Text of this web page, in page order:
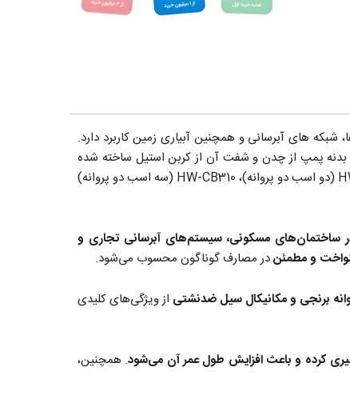
شبکه های آبرسانی و همچنین آبیاری زمین کاربرد دارد.
بدنه پمپ از چدن و شفت آن از کربن استیل ساخته شده
است. پمپ های سری CB هایواتر شامل پنج مدل HW-CB100 (پمپ 1 اسب دو پروانه)، HW-CB160 پمپ 1.5 اسب دو پروانه)، HW-CB210 (دو اسب دو پروانه)، HW-CB310 (سه اسب دو پروانه)
ساختمان‌های مسکونی، سیستم‌های آبرسانی تجاری و
و مطمئندر مصارف گوناگون محسوب می‌شود.
برنجی و مکانیکال سیل ضدنشتی از ویژگی‌های کلیدی
کرده و باعث افزایش طول عمر آن می‌شود. همچنین،